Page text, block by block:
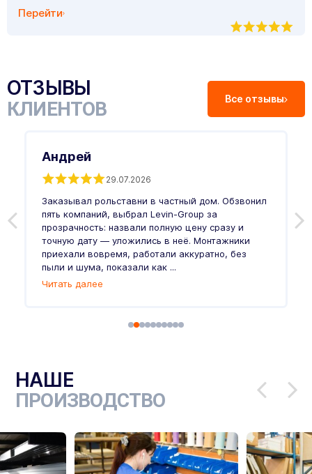
Перейти
ОТЗЫВЫ
КЛИЕНТОВ Все отзывы
Андрей
29.07.2026
Заказывал рольставни в частный дом. Обзвонил
пять компаний, выбрал Levin-Group за
прозрачность: назвали полную цену сразу и
точную дату — уложились в неё. Монтажники
приехали вовремя, работали аккуратно, без
пыли и шума, показали как ...
Читать далее
НАШЕ
ПРОИЗВОДСТВО